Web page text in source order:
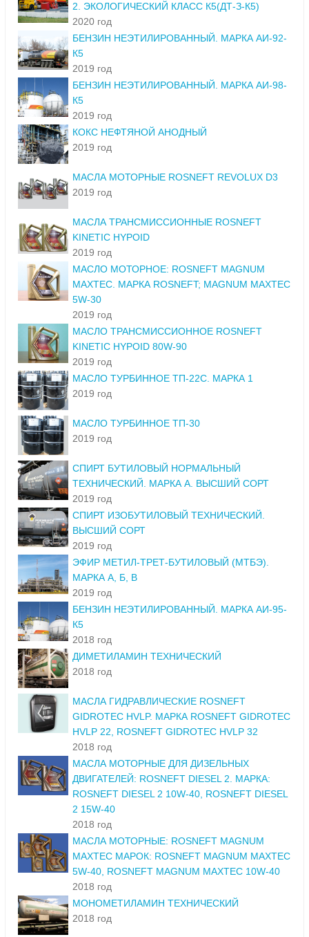
2. ЭКОЛОГИЧЕСКИЙ КЛАСС К5(ДТ-З-К5)
2020 год
БЕНЗИН НЕЭТИЛИРОВАННЫЙ. МАРКА АИ-92-
К5
2019 год
БЕНЗИН НЕЭТИЛИРОВАННЫЙ. МАРКА АИ-98-
К5
2019 год
КОКС НЕФТЯНОЙ АНОДНЫЙ
2019 год
МАСЛА МОТОРНЫЕ ROSNEFT REVOLUX D3
2019 год
МАСЛА ТРАНСМИССИОННЫЕ ROSNEFT
KINETIC HYPOID
2019 год
МАСЛО МОТОРНОЕ: ROSNEFT MAGNUM
MAXTEC. МАРКА ROSNEFT; MAGNUM MAXTEC
5W-30
2019 год
МАСЛО ТРАНСМИССИОННОЕ ROSNEFT
KINETIC HYPOID 80W-90
2019 год
МАСЛО ТУРБИННОЕ ТП-22С. МАРКА 1
2019 год
МАСЛО ТУРБИННОЕ ТП-30
2019 год
СПИРТ БУТИЛОВЫЙ НОРМАЛЬНЫЙ
ТЕХНИЧЕСКИЙ. МАРКА А. ВЫСШИЙ СОРТ
2019 год
СПИРТ ИЗОБУТИЛОВЫЙ ТЕХНИЧЕСКИЙ.
ВЫСШИЙ СОРТ
2019 год
ЭФИР МЕТИЛ-ТРЕТ-БУТИЛОВЫЙ (МТБЭ).
МАРКА А, Б, В
2019 год
БЕНЗИН НЕЭТИЛИРОВАННЫЙ. МАРКА АИ-95-
К5
2018 год
ДИМЕТИЛАМИН ТЕХНИЧЕСКИЙ
2018 год
МАСЛА ГИДРАВЛИЧЕСКИЕ ROSNEFT
GIDROTEC HVLP. МАРКА ROSNEFT GIDROTEC
HVLP 22, ROSNEFT GIDROTEC HVLP 32
2018 год
МАСЛА МОТОРНЫЕ ДЛЯ ДИЗЕЛЬНЫХ
ДВИГАТЕЛЕЙ: ROSNEFT DIESEL 2. МАРКА:
ROSNEFT DIESEL 2 10W-40, ROSNEFT DIESEL
2 15W-40
2018 год
МАСЛА МОТОРНЫЕ: ROSNEFT MAGNUM
MAXTEC МАРОК: ROSNEFT MAGNUM MAXTEC
5W-40, ROSNEFT MAGNUM MAXTEC 10W-40
2018 год
МОНОМЕТИЛАМИН ТЕХНИЧЕСКИЙ
2018 год